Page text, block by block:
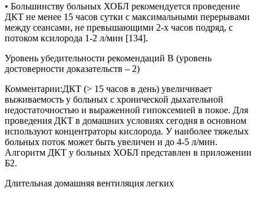
• Большинству больных ХОБЛ рекомендуется проведение
ДКТ не менее 15 часов сутки с максимальными перерывами
между сеансами, не превышающими 2-х часов подряд, с
потоком ксилорода 1-2 л/мин [134].
Уровень убедительности рекомендаций В (уровень
достоверности доказательств – 2)
Комментарии:ДКТ (> 15 часов в день) увеличивает
выживаемость у больных с хронической дыхательной
недостаточностью и выраженной гипоксемией в покое. Для
проведения ДКТ в домашних условиях сегодня в основном
используют концентраторы кислорода. У наиболее тяжелых
больных поток может быть увеличен и до 4-5 л/мин.
Алгоритм ДКТ у больных ХОБЛ представлен в приложении
Б2.
Длительная домашняя вентиляция легких